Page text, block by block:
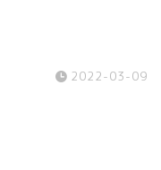
2022-03-09